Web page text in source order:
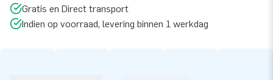
Gratis en Direct transport
Indien op voorraad, levering binnen 1 werkdag